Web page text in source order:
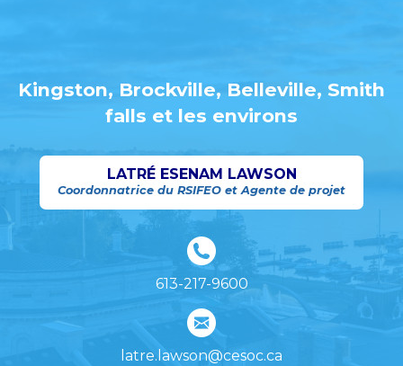
Kingston, Brockville, Belleville, Smith
falls et les environs
LATRÉ ESENAM LAWSON
Coordonnatrice du RSIFEO et Agente de projet
613-217-9600
latre.lawson@cesoc.ca